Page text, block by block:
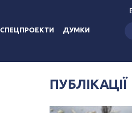
СПЕЦПРОЕКТИ ДУМКИ
ПУБЛІКАЦІЇ